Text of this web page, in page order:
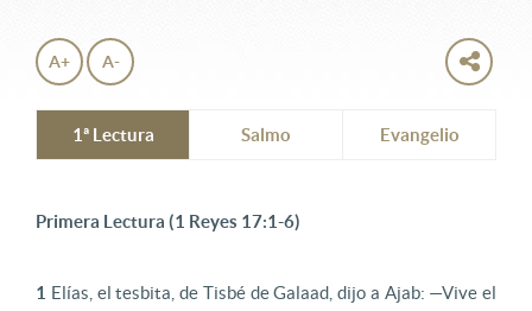
A+ A-
1ª Lectura Salmo Evangelio
Primera Lectura (1 Reyes 17:1-6)
1 Elías, el tesbita, de Tisbé de Galaad, dijo a Ajab: —Vive el